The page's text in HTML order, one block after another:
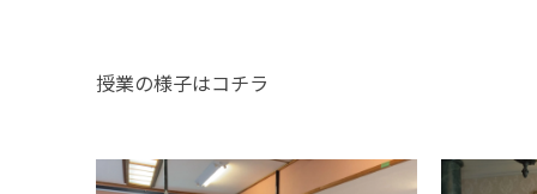
授業の様子はコチラ